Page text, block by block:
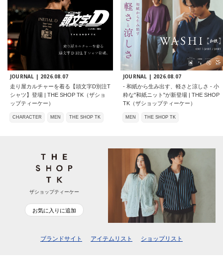
JOURNAL | 2026.08.07
走り屋カルチャーを着る【頭文字D別注T
シャツ】登場 | THE SHOP TK（ザショ
ップティーケー）
CHARACTER MEN THE SHOP TK
JOURNAL | 2026.08.07
- 和紙から生み出す、軽さと涼しさ - 小
粋な"和紙ニット"が新登場 | THE SHOP
TK（ザショップティーケー）
MEN THE SHOP TK
ザショップティーケー
お気に入りに追加
ブランドサイト アイテムリスト ショップリスト